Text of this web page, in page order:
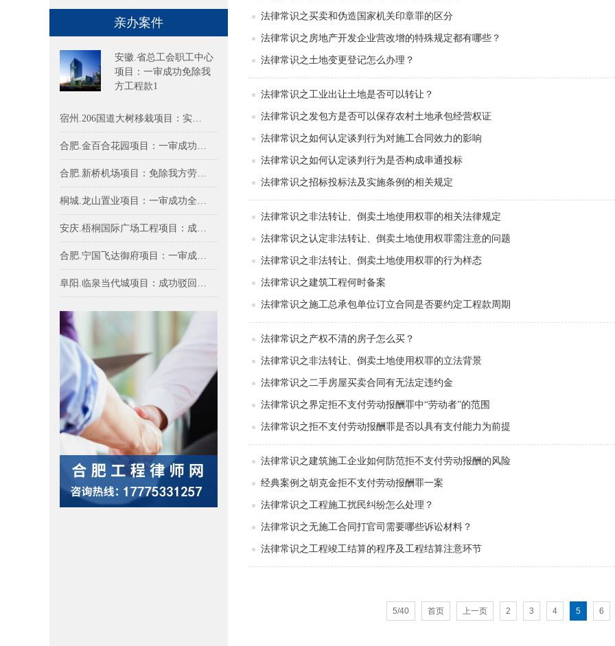
亲办案件
安徽.省总工会职工中心
项目：一审成功免除我
方工程款1
宿州.206国道大树移栽项目：实际施工人
合肥.金百合花园项目：一审成功免除我方
合肥.新桥机场项目：免除我方劳务费79.2
桐城.龙山置业项目：一审成功全额免除我
安庆.梧桐国际广场工程项目：成功免除甲
合肥.宁国飞达御府项目：一审成功免除我
阜阳.临泉当代城项目：成功驳回多方对实
法律常识之买卖和伪造国家机关印章罪的区分
法律常识之房地产开发企业营改增的特殊规定都有哪些？
法律常识之土地变更登记怎么办理？
法律常识之工业出让土地是否可以转让？
法律常识之发包方是否可以保存农村土地承包经营权证
法律常识之如何认定谈判行为对施工合同效力的影响
法律常识之如何认定谈判行为是否构成串通投标
法律常识之招标投标法及实施条例的相关规定
法律常识之非法转让、倒卖土地使用权罪的相关法律规定
法律常识之认定非法转让、倒卖土地使用权罪需注意的问题
法律常识之非法转让、倒卖土地使用权罪的行为样态
法律常识之建筑工程何时备案
法律常识之施工总承包单位订立合同是否要约定工程款周期
法律常识之产权不清的房子怎么买？
法律常识之非法转让、倒卖土地使用权罪的立法背景
法律常识之二手房屋买卖合同有无法定违约金
法律常识之界定拒不支付劳动报酬罪中“劳动者”的范围
法律常识之拒不支付劳动报酬罪是否以具有支付能力为前提
法律常识之建筑施工企业如何防范拒不支付劳动报酬的风险
经典案例之胡克金拒不支付劳动报酬罪一案
法律常识之工程施工扰民纠纷怎么处理？
法律常识之无施工合同打官司需要哪些诉讼材料？
法律常识之工程竣工结算的程序及工程结算注意环节
5/40 首页 上一页 2 3 4 5 6